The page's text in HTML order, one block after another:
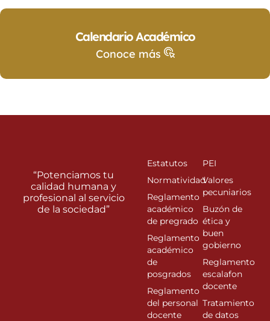
Calendario Académico
Conoce más
“Potenciamos tu
calidad humana y
profesional al servicio
de la sociedad”
Estatutos
Normatividad
Reglamento
académico
de pregrado
Reglamento
académico
de
posgrados
Reglamento
del personal
docente
PEI
Valores
pecuniarios
Buzón de
ética y
buen
gobierno
Reglamento
escalafon
docente
Tratamiento
de datos